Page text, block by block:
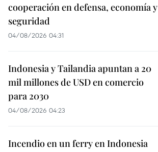
cooperación en defensa, economía y
seguridad
04/08/2026 04:31
Indonesia y Tailandia apuntan a 20
mil millones de USD en comercio
para 2030
04/08/2026 04:23
Incendio en un ferry en Indonesia